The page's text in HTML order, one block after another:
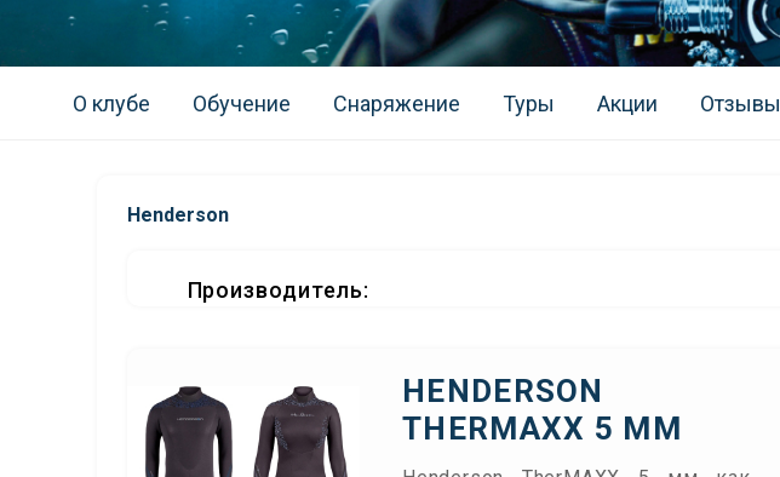
О клубе Обучение Снаряжение Туры Акции Отзывы
Henderson
Производитель:
HENDERSON
THERMAXX 5 ММ